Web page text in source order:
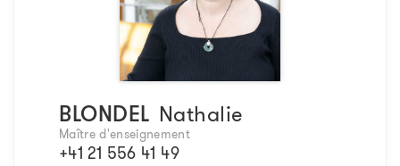
BLONDEL Nathalie
Maître d'enseignement
+41 21 556 41 49